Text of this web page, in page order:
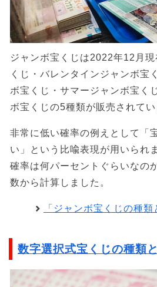
ジャンボ宝くじは2022年12月
くじ・バレンタインジャンボ宝
ボ宝くじ・サマージャンボ宝く
ボ宝くじの5種類が販売されてい
非常に低い確率の例えとして「
い」という比喩表現が用いられ
確率は何パーセントぐらいなの
数から計算しました。
「ジャンボ宝くじの種
数字選択式宝くじの種類